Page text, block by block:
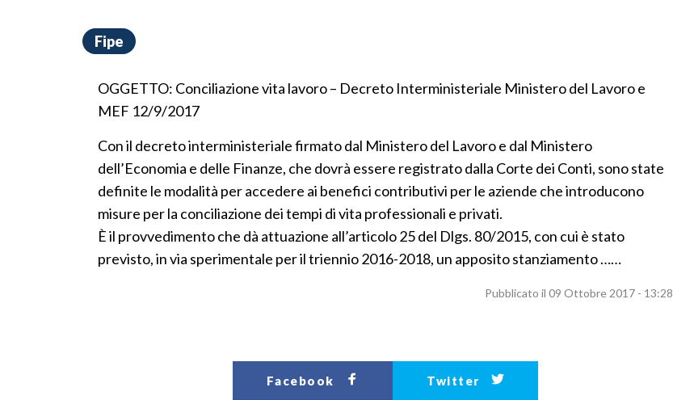
Fipe
OGGETTO: Conciliazione vita lavoro – Decreto Interministeriale Ministero del Lavoro e
MEF 12/9/2017
Con il decreto interministeriale firmato dal Ministero del Lavoro e dal Ministero
dell’Economia e delle Finanze, che dovrà essere registrato dalla Corte dei Conti, sono state
definite le modalità per accedere ai benefici contributivi per le aziende che introducono
misure per la conciliazione dei tempi di vita professionali e privati.
È il provvedimento che dà attuazione all’articolo 25 del Dlgs. 80/2015, con cui è stato
previsto, in via sperimentale per il triennio 2016-2018, un apposito stanziamento ……
Pubblicato il 09 Ottobre 2017 - 13:28
Facebook Twitter